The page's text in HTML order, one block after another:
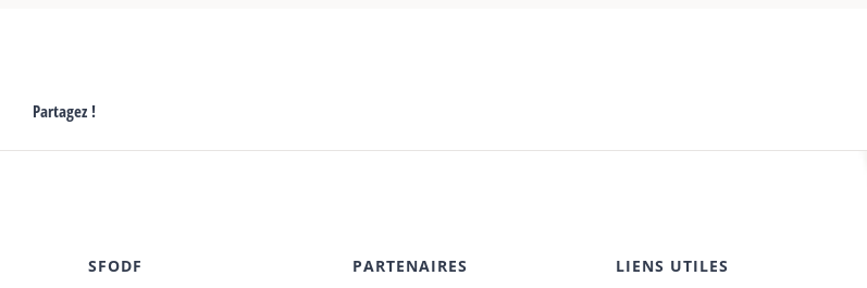
Partagez !
SFODF PARTENAIRES LIENS UTILES